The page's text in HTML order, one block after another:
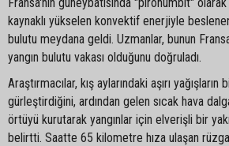
kaynaklı yükselen konvektif enerjiyle
bulutu meydana geldi. Uzmanlar, bunun
yangın bulutu vakası olduğunu doğruladı.
Araştırmacılar, kış aylarındaki aşırı
gürleştirdiğini, ardından gelen sıcak hava
örtüyü kurutarak yangınlar için elverişli bir
belirtti. Saatte 65 kilometre hıza ulaşan